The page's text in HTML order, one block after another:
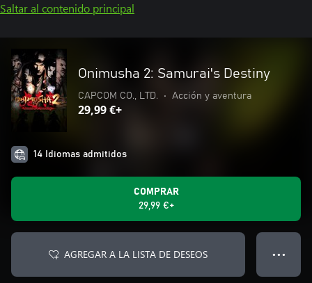
Saltar al contenido principal
Onimusha 2: Samurai's Destiny
CAPCOM CO., LTD. • Acción y aventura
29,99 €+
14 Idiomas admitidos
COMPRAR
29,99 €+
AGREGAR A LA LISTA DE DESEOS ● ● ●